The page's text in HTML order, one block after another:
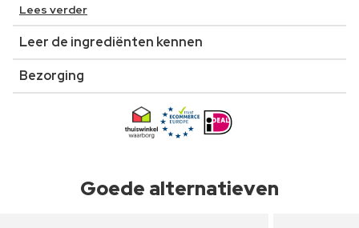
Lees verder
Leer de ingrediënten kennen
Bezorging
Goede alternatieven